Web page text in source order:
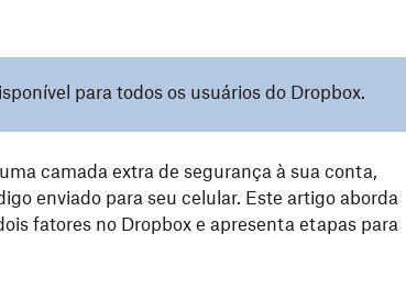
para todos os usuários do Dropbox.
camada extra de segurança à sua conta,
enviado para seu celular. Este artigo aborda
fatores no Dropbox e apresenta etapas para